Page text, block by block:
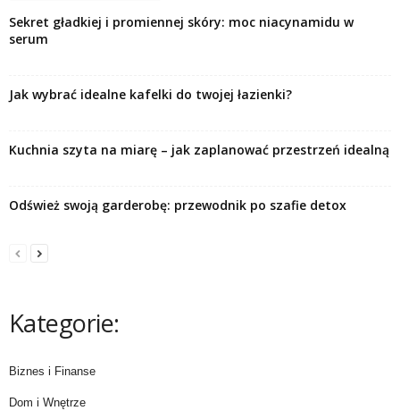
Sekret gładkiej i promiennej skóry: moc niacynamidu w
serum
Jak wybrać idealne kafelki do twojej łazienki?
Kuchnia szyta na miarę – jak zaplanować przestrzeń idealną
Odśwież swoją garderobę: przewodnik po szafie detox
Kategorie:
Biznes i Finanse
Dom i Wnętrze